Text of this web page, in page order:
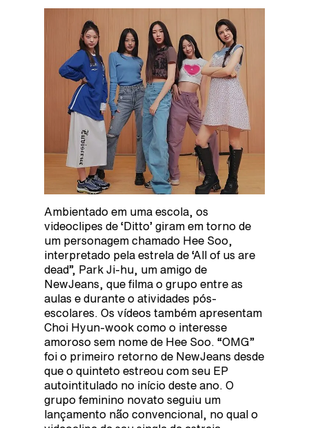
Ambientado em uma escola, os
videoclipes de ‘Ditto’ giram em torno de
um personagem chamado Hee Soo,
interpretado pela estrela de ‘All of us are
dead”, Park Ji-hu, um amigo de
NewJeans, que filma o grupo entre as
aulas e durante o atividades pós-
escolares. Os vídeos também apresentam
Choi Hyun-wook como o interesse
amoroso sem nome de Hee Soo. “OMG”
foi o primeiro retorno de NewJeans desde
que o quinteto estreou com seu EP
autointitulado no início deste ano. O
grupo feminino novato seguiu um
lançamento não convencional, no qual o